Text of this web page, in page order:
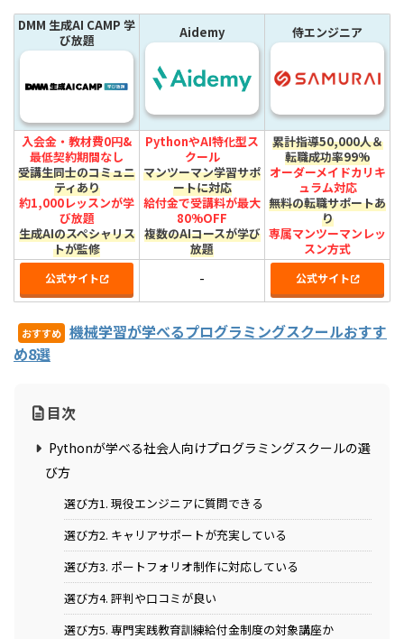
DMM 生成AI CAMP 学
び放題
Aidemy 侍エンジニア
入会金・教材費0円&
最低契約期間なし
受講生同士のコミュニ
ティあり
約1,000レッスンが学
び放題
生成AIのスペシャリス
トが監修
PythonやAI特化型ス
クール
マンツーマン学習サポ
ートに対応
給付金で受講料が最大
80%OFF
複数のAIコースが学び
放題
累計指導50,000人＆
転職成功率99%
オーダーメイドカリキ
ュラム対応
無料の転職サポートあ
り
専属マンツーマンレッ
スン方式
公式サイト - 公式サイト
おすすめ 機械学習が学べるプログラミングスクールおすす
め8選
目次
Pythonが学べる社会人向けプログラミングスクールの選
び方
選び方1. 現役エンジニアに質問できる
選び方2. キャリアサポートが充実している
選び方3. ポートフォリオ制作に対応している
選び方4. 評判や口コミが良い
選び方5. 専門実践教育訓練給付金制度の対象講座か